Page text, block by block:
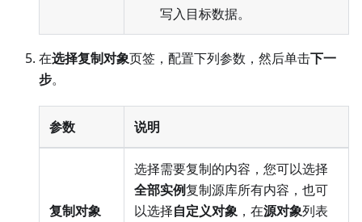
写入目标数据。
在选择复制对象页签，配置下列参数，然后单击下一
步。
参数 说明
复制对象
选择需要复制的内容，您可以选择
全部实例复制源库所有内容，也可
以选择自定义对象 ，在源对象列表